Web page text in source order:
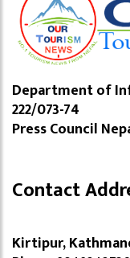
Department of
222/073-74
Press Council
Contact
Kirtipur,